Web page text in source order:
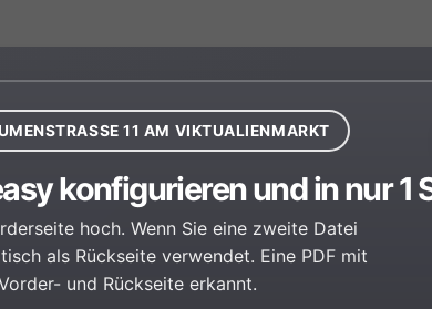
11 AM VIKTUALIENMARKT
konfigurieren und in nur 1
hoch. Wenn Sie eine zweite Datei
als Rückseite verwendet. Eine PDF mit
und Rückseite erkannt.